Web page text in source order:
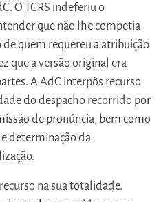
O TCRS indeferiu o
que não lhe competia
quem requereu a atribuição
que a versão original era
A AdC interpôs recurso
do despacho recorrido por
de pronúncia, bem como
determinação da
na sua totalidade.